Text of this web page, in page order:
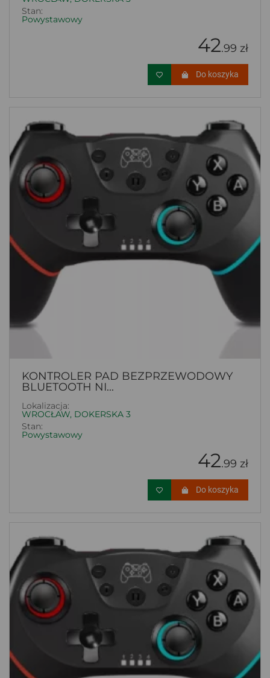
Stan:
Powystawowy
42.99 zł
Do koszyka
KONTROLER PAD BEZPRZEWODOWY
BLUETOOTH NI...
Lokalizacja:
WROCŁAW, DOKERSKA 3
Stan:
Powystawowy
42.99 zł
Do koszyka